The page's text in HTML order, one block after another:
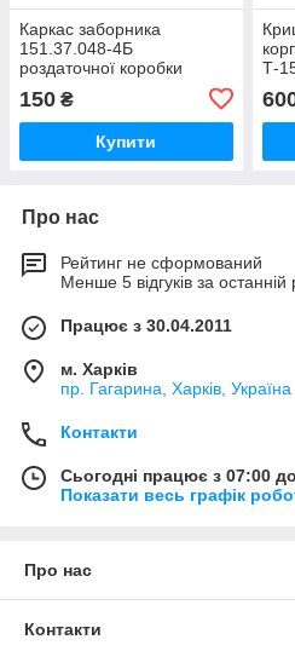
Каркас заборника
151.37.048-4Б
роздаточної коробки
ХТЗ-17021,ХТЗ-17221,ХТЗ-
150 ₴
Купити
Т-
Про нас
Рейтинг не сформований
Менше 5 відгуків за останній
Працює з 30.04.2011
м. Харків
пр. Гагарина, Харків, Україна
Контакти
Сьогодні працює з 07:00
Показати весь графік
Про нас
Контакти